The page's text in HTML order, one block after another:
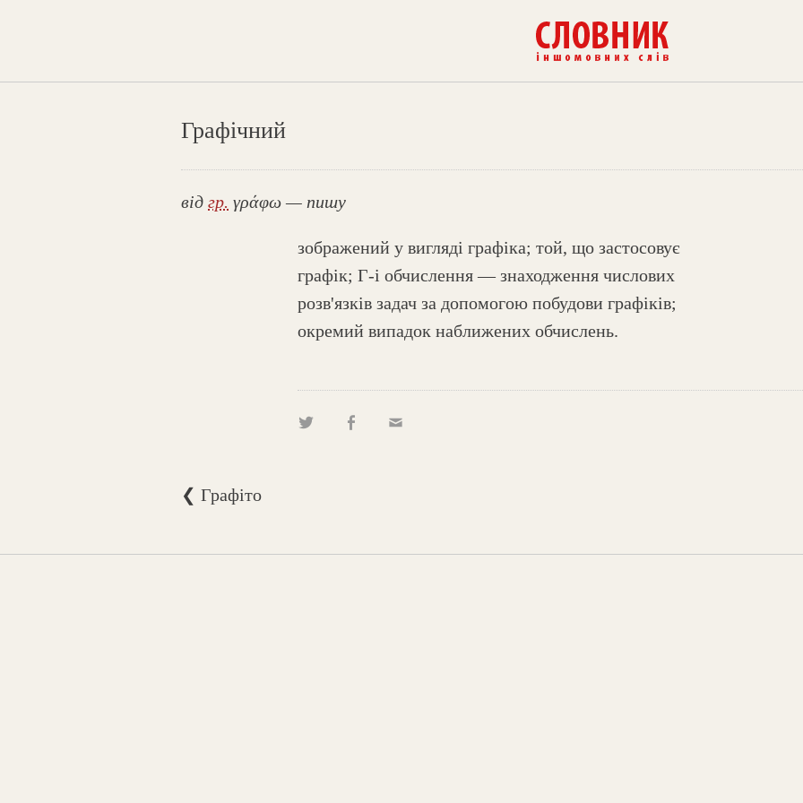
Графічний
від гр. γράφω — пишу
зображений у вигляді графіка; той, що застосовує
графік; Г-і обчислення — знаходження числових
розв'язків задач за допомогою побудови графіків;
окремий випадок наближених обчислень.
❮ Графіто